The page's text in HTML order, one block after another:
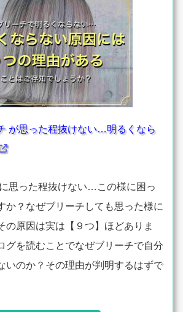
が思った程抜けない…明るくなら
思った程抜けない…この様に困っ
か？なぜブリーチしても思った様に
の原因は実は【９つ】ほどありま
グを読むことでなぜブリーチで自分
いのか？その理由が判明するはずで